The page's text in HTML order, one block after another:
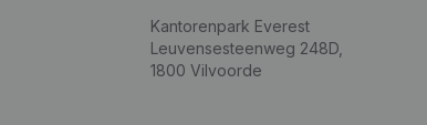
Kantorenpark Everest
Leuvensesteenweg 248D,
1800 Vilvoorde